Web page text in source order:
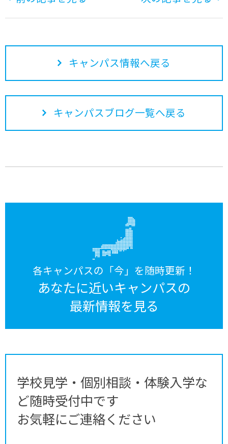
キャンパス情報へ戻る
キャンパスブログ一覧へ戻る
各キャンパスの「今」を随時更新！
あなたに近いキャンパスの
最新情報を見る
学校見学・個別相談・体験入学な
ど随時受付中です
お気軽にご連絡ください